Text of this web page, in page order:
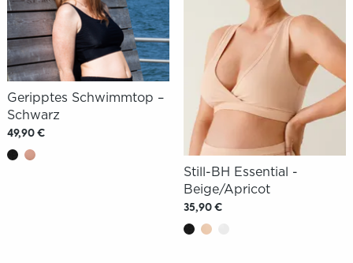
Geripptes Schwimmtop –
Schwarz
49,90 €
Still-BH Essential -
Beige/Apricot
35,90 €